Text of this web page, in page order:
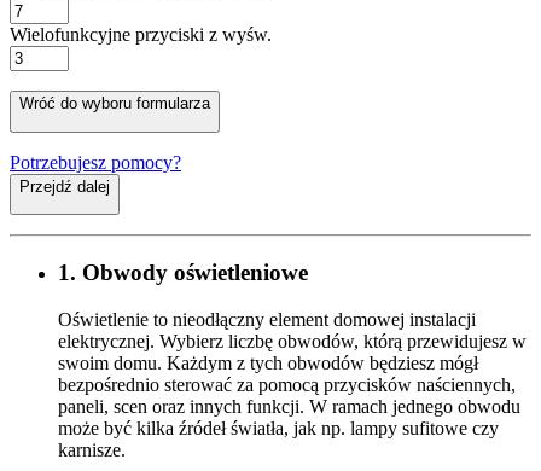
Wielofunkcyjne przyciski z wyśw.
Wróć do wyboru formularza
Potrzebujesz pomocy?
Przejdź dalej
1. Obwody oświetleniowe
Oświetlenie to nieodłączny element domowej instalacji
elektrycznej. Wybierz liczbę obwodów, którą przewidujesz w
swoim domu. Każdym z tych obwodów będziesz mógł
bezpośrednio sterować za pomocą przycisków naściennych,
paneli, scen oraz innych funkcji. W ramach jednego obwodu
może być kilka źródeł światła, jak np. lampy sufitowe czy
karnisze.